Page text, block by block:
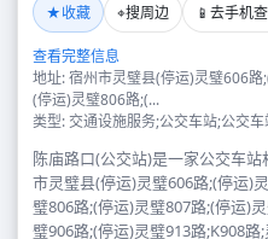
★收藏 ⌖搜周边 📱 去手机
查看完整信息
地址: 宿州市灵璧县(停运)灵璧606
(停运)灵璧806路;(...
类型: 交通设施服务;公交车站;公交
陈庙路口(公交站)是一家公交车
市灵璧县(停运)灵璧606路;(停运)
璧806路;(停运)灵璧807路;(停运)
璧906路;(停运)灵璧913路;K908路